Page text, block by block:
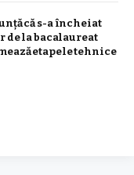
că s-a încheiat
de la bacalaureat
etapele tehnice